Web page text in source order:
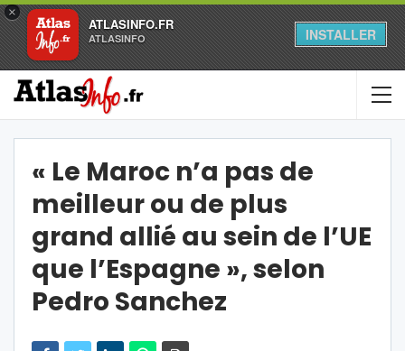
×
ATLASINFO.FR
ATLASINFO INSTALLER
« Le Maroc n’a pas de
meilleur ou de plus
grand allié au sein de l’UE
que l’Espagne », selon
Pedro Sanchez